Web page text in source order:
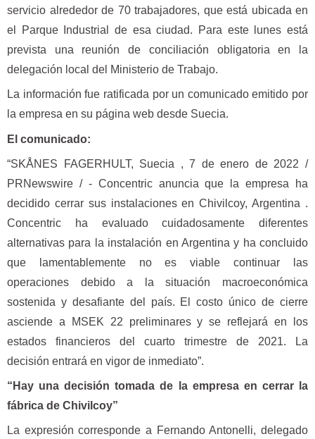
servicio alrededor de 70 trabajadores, que está ubicada en
el Parque Industrial de esa ciudad. Para este lunes está
prevista una reunión de conciliación obligatoria en la
delegación local del Ministerio de Trabajo.
La información fue ratificada por un comunicado emitido por
la empresa en su página web desde Suecia.
El comunicado:
“SKÅNES FAGERHULT, Suecia , 7 de enero de 2022 /
PRNewswire / - Concentric anuncia que la empresa ha
decidido cerrar sus instalaciones en Chivilcoy, Argentina .
Concentric ha evaluado cuidadosamente diferentes
alternativas para la instalación en Argentina y ha concluido
que lamentablemente no es viable continuar las
operaciones debido a la situación macroeconómica
sostenida y desafiante del país. El costo único de cierre
asciende a MSEK 22 preliminares y se reflejará en los
estados financieros del cuarto trimestre de 2021. La
decisión entrará en vigor de inmediato”.
“Hay una decisión tomada de la empresa en cerrar la
fábrica de Chivilcoy”
La expresión corresponde a Fernando Antonelli, delegado